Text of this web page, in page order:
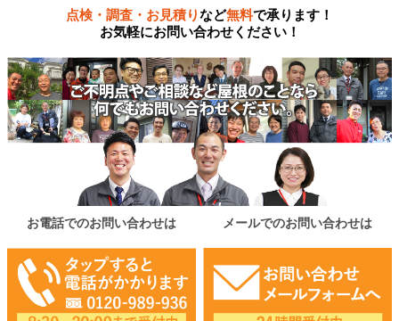
点検・調査・お見積りなど無料で承ります！
お気軽にお問い合わせください！
お電話でのお問い合わせは メールでのお問い合わせは